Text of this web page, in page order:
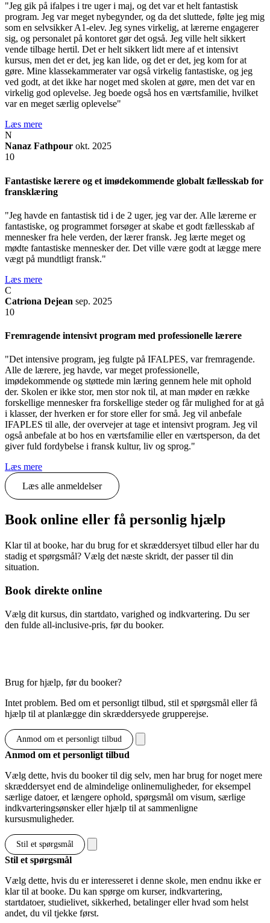
"Jeg gik på ifalpes i tre uger i maj, og det var et helt fantastisk
program. Jeg var meget nybegynder, og da det sluttede, følte jeg mig
som en selvsikker A1-elev. Jeg synes virkelig, at lærerne engagerer
sig, og personalet på kontoret gør det også. Jeg ville helt sikkert
vende tilbage hertil. Det er helt sikkert lidt mere af et intensivt
kursus, men det er det, jeg kan lide, og det er det, jeg kom for at
gøre. Mine klassekammerater var også virkelig fantastiske, og jeg
ved godt, at det ikke har noget med skolen at gøre, men det var en
virkelig god oplevelse. Jeg boede også hos en værtsfamilie, hvilket
var en meget særlig oplevelse"
Læs mere
N
Nanaz Fathpour okt. 2025
10
Fantastiske lærere og et imødekommende globalt fællesskab for
fransklæring
"Jeg havde en fantastisk tid i de 2 uger, jeg var der. Alle lærerne er
fantastiske, og programmet forsøger at skabe et godt fællesskab af
mennesker fra hele verden, der lærer fransk. Jeg lærte meget og
mødte fantastiske mennesker der. Det ville være godt at lægge mere
vægt på mundtligt fransk."
Læs mere
C
Catriona Dejean sep. 2025
10
Fremragende intensivt program med professionelle lærere
"Det intensive program, jeg fulgte på IFALPES, var fremragende.
Alle de lærere, jeg havde, var meget professionelle,
imødekommende og støttede min læring gennem hele mit ophold
der. Skolen er ikke stor, men stor nok til, at man møder en række
forskellige mennesker fra forskellige steder og får mulighed for at gå
i klasser, der hverken er for store eller for små. Jeg vil anbefale
IFAPLES til alle, der overvejer at tage et intensivt program. Jeg vil
også anbefale at bo hos en værtsfamilie eller en værtsperson, da det
giver fuld fordybelse i fransk kultur, liv og sprog."
Læs mere
Læs alle anmeldelser
Book online eller få personlig hjælp
Klar til at booke, har du brug for et skræddersyet tilbud eller har du
stadig et spørgsmål? Vælg det næste skridt, der passer til din
situation.
Book direkte online
Vælg dit kursus, din startdato, varighed og indkvartering. Du ser
den fulde all-inclusive-pris, før du booker.
Brug for hjælp, før du booker?
Intet problem. Bed om et personligt tilbud, stil et spørgsmål eller få
hjælp til at planlægge din skræddersyede grupperejse.
Anmod om et personligt tilbud
Anmod om et personligt tilbud
Vælg dette, hvis du booker til dig selv, men har brug for noget mere
skræddersyet end de almindelige onlinemuligheder, for eksempel
særlige datoer, et længere ophold, spørgsmål om visum, særlige
indkvarteringsønsker eller hjælp til at sammenligne
kursusmuligheder.
Stil et spørgsmål
Stil et spørgsmål
Vælg dette, hvis du er interesseret i denne skole, men endnu ikke er
klar til at booke. Du kan spørge om kurser, indkvartering,
startdatoer, studielivet, sikkerhed, betalinger eller hvad som helst
andet, du vil tjekke først.